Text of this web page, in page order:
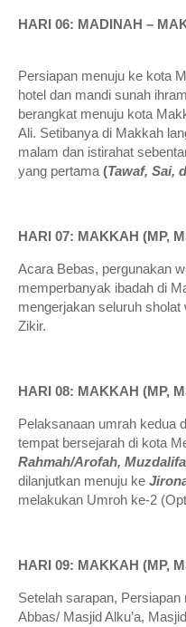
HARI 06: MADINAH –
Persiapan menuju ke kota
hotel dan mandi sunah
berangkat menuju kota
Ali. Setibanya di Makkah
malam dan istirahat
yang pertama (Tawaf, Sai,
HARI 07: MAKKAH (MP,
Acara Bebas, pergunakan
memperbanyak ibadah di
mengerjakan seluruh sholat
Zikir.
HARI 08: MAKKAH (MP,
Pelaksanaan umrah kedua
tempat bersejarah di kota
Rahmah/Arofah,
dilanjutkan menuju ke
melakukan Umroh ke-2
HARI 09: MAKKAH (MP,
Setelah sarapan,
Abbas/ Masjid Alku’a,